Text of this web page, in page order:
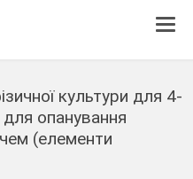
культури для 4-
опанування
(елементи